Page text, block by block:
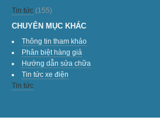
Tin tức (155)
CHUYÊN MỤC KHÁC
Thông tin tham khảo
Phân biệt hàng giả
Hướng dẫn sửa chữa
Tin tức xe điện
Tin tức